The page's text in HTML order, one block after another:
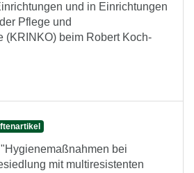
und in Einrichtungen
Pflege und
(KRINKO) beim Robert Koch-
bei
mit multiresistenten